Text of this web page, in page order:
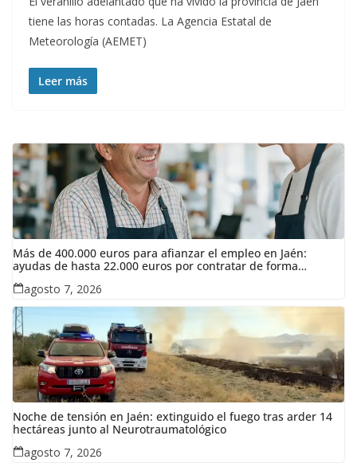
tiene las horas contadas. La Agencia Estatal de
Meteorología (AEMET)
Leer más
Más de 400.000 euros para afianzar el empleo en Jaén:
ayudas de hasta 22.000 euros por contratar de forma
indefinida
agosto 7, 2026
Noche de tensión en Jaén: extinguido el fuego tras arder 14
hectáreas junto al Neurotraumatológico
agosto 7, 2026